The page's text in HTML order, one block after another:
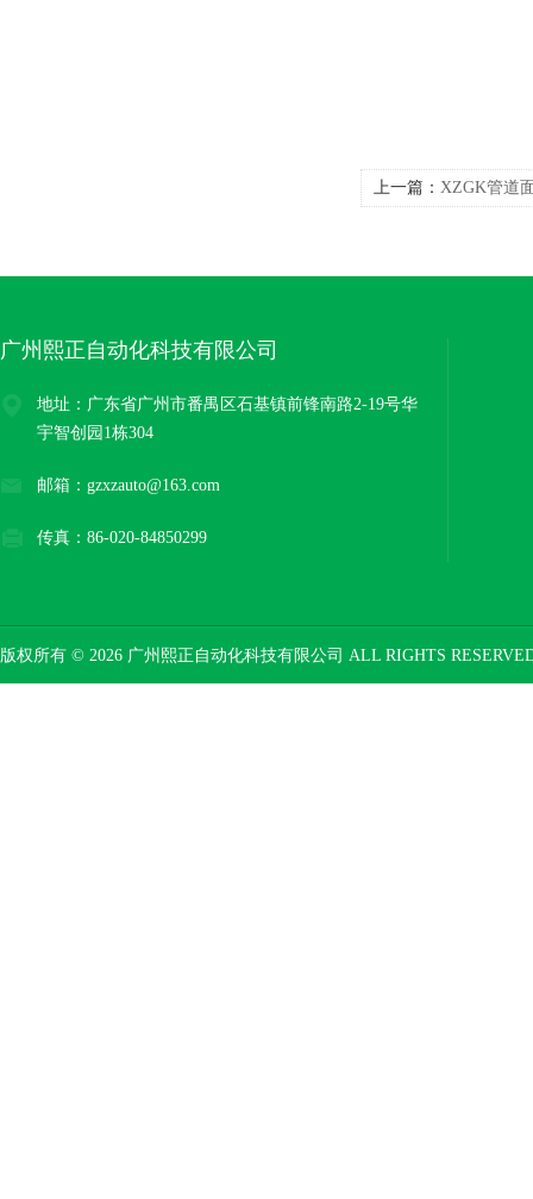
上一篇： XZGK管道
广州熙正自动化科技有限公司
地址：广东省广州市番禺区石基镇前锋南路2-19号华
宇智创园1栋304
邮箱：gzxzauto@163.com
传真：86-020-84850299
版权所有 © 2026 广州熙正自动化科技有限公司 ALL RIGHTS